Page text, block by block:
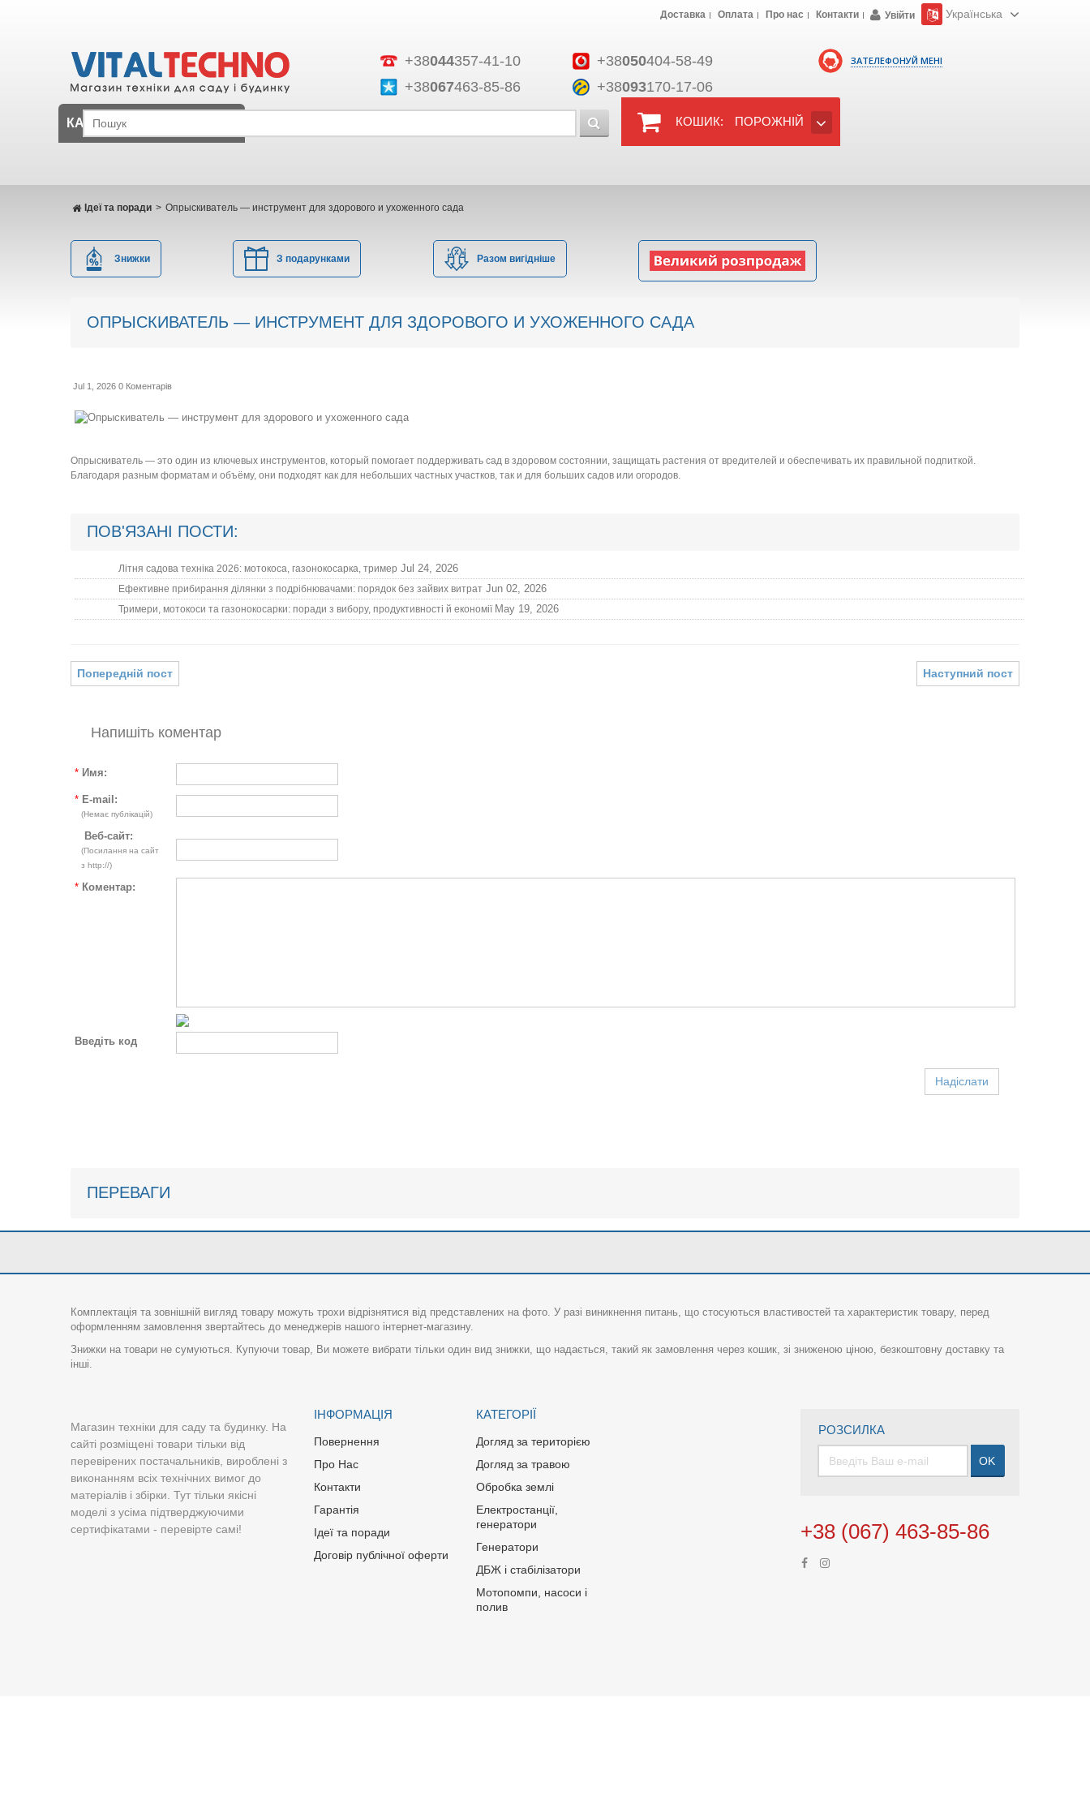
ЗАТЕЛЕФОНУЙ МЕНІ
+38044357-41-10 +38050404-58-49
+38067463-85-86 +38093170-17-06
Доставка Оплата Про нас Контакти Увійти Українська
КОШИК: ПОРОЖНІЙ
КАТАЛОГ
Ідеї ​​та поради > Опрыскиватель — инструмент для здорового и ухоженного сада
Знижки З подарунками Разом вигідніше
ОПРЫСКИВАТЕЛЬ — ИНСТРУМЕНТ ДЛЯ ЗДОРОВОГО И УХОЖЕННОГО САДА
Jul 1, 2026 0 Коментарів
Опрыскиватель — это один из ключевых инструментов, который помогает поддерживать сад в здоровом состоянии, защищать растения от вредителей и обеспечивать их правильной подпиткой.
Благодаря разным форматам и объёму, они подходят как для небольших частных участков, так и для больших садов или огородов.
ПОВ'ЯЗАНІ ПОСТИ:
Літня садова техніка 2026: мотокоса, газонокосарка, тример Jul 24, 2026
Ефективне прибирання ділянки з подрібнювачами: порядок без зайвих витрат Jun 02, 2026
Тримери, мотокоси та газонокосарки: поради з вибору, продуктивності й економії May 19, 2026
Попередній пост Наступний пост
Напишіть коментар
* Имя:
* E-mail:
(Немає публікацій)
Веб-сайт:
(Посилання на сайт
з http://)
* Коментар:
Введіть код
Надіслати
ПЕРЕВАГИ
Комплектація та зовнішній вигляд товару можуть трохи відрізнятися від представлених на фото. У разі виникнення питань, що стосуються властивостей та характеристик товару, перед
оформленням замовлення звертайтесь до менеджерів нашого інтернет-магазину.
Знижки на товари не сумуються. Купуючи товар, Ви можете вибрати тільки один вид знижки, що надається, такий як замовлення через кошик, зі зниженою ціною, безкоштовну доставку та
інші.
Магазин техніки для саду та будинку. На
сайті розміщені товари тільки від
перевірених постачальників, вироблені з
виконанням всіх технічних вимог до
матеріалів і збірки. Тут тільки якісні
моделі з усіма підтверджуючими
сертифікатами - перевірте самі!
ІНФОРМАЦІЯ
Повернення
Про Нас
Контакти
Гарантія
Ідеї та поради
Договір публічної оферти
КАТЕГОРІЇ
Догляд за територією
Догляд за травою
Обробка землі
Електростанції,
генератори
Генератори
ДБЖ і стабілізатори
Мотопомпи, насоси і
полив
РОЗСИЛКА
OK
+38 (067) 463-85-86